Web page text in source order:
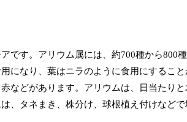
です。アリウム属には、約700種から800
になり、葉はニラのように食用にするこ
などがあります。アリウムは、日当たり
、タネまき、株分け、球根植え付けなど